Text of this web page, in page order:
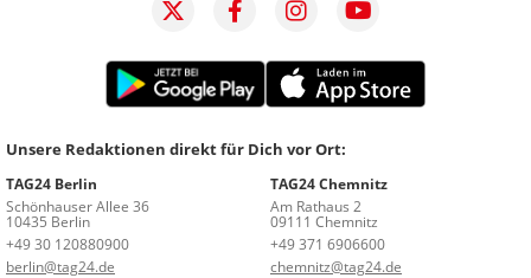
Unsere Redaktionen direkt für Dich vor Ort:
TAG24 Berlin
Schönhauser Allee 36
10435 Berlin
+49 30 120880900
berlin@tag24.de
TAG24 Chemnitz
Am Rathaus 2
09111 Chemnitz
+49 371 6906600
chemnitz@tag24.de